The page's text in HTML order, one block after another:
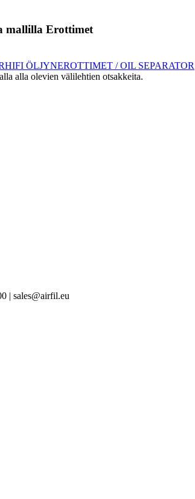
mallilla Erottimet
HIFI ÖLJYNEROTTIMET / OIL SEPARATOR
alla olevien välilehtien otsakkeita.
| sales@airfil.eu